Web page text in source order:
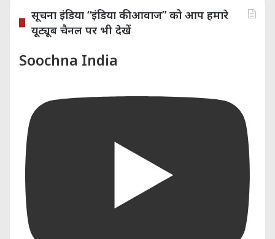
सूचना इंडिया “इंडिया की आवाज” को आप हमारे
यूट्यूब चैनल पर भी देखें
Soochna India